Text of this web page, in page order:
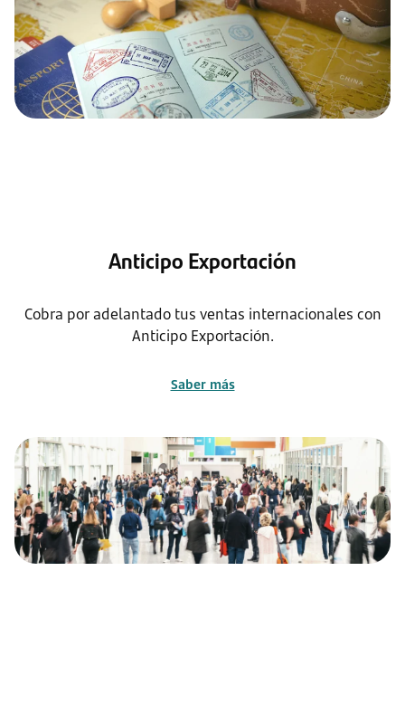
Anticipo Exportación
Cobra por adelantado tus ventas internacionales con
Anticipo Exportación.
Saber más